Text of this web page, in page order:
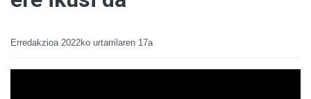
Erredakzioa 2022ko urtarrilaren 17a